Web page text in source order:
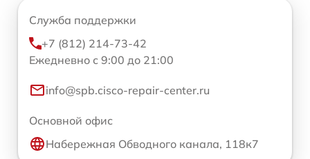
Служба поддержки
+7 (812) 214-73-42
Ежедневно с 9:00 до 21:00
info@spb.cisco-repair-center.ru
Основной офис
Набережная Обводного канала, 118к7